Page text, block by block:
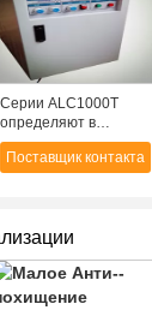
Серии ALC1000T
определяют в
электропитание
частоты AC 3
Поставщик контакта